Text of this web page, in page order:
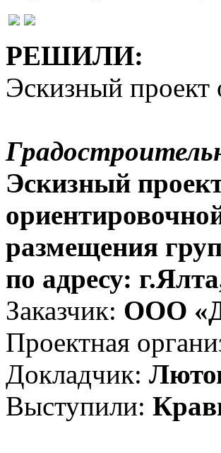
РЕШИЛИ:
Эскизный проект
Эскизный
размещения
по адресу:
Заказчик: ООО
Проектная
Докладчик:
Выступили: